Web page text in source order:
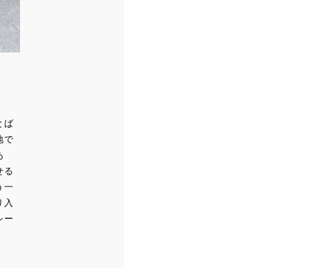
ば
で
る
一
入
ー